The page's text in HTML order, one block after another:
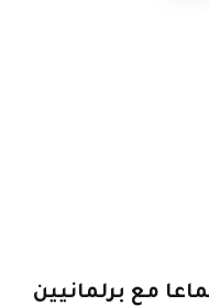
مع برلمانيين